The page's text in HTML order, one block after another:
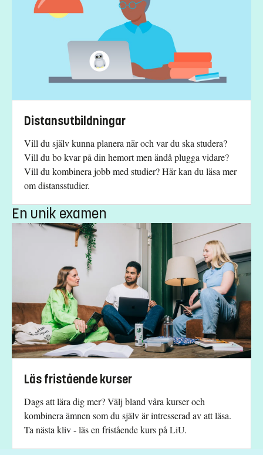
eller
Kandidatexamen i ett annat ämne inom samhälls- eller
15hp metod på avancerad nivå
Godkända kunskaper i svenska och engelska motsvarande
Urval
Akademiska poäng avancerad nivå
Kurstidsinformation
Tre campusförlagda kurstillfällen fördelade över terminen, ca
Studieavgift
13500 kr - OBS! Gäller bara studenter utanför EU/EES och
Har du frågor om kursen, kontakta oss.
Fredrik La Fleur
fredrik.la.fleur@liu.se
+4613282104
mathias.martinsson@liu.se
+4611363006
Kursplan
Distansutbildningar
Vill du själv kunna planera när och var du ska studera?
Vill du bo kvar på din hemort men ändå plugga vidare?
Vill du kombinera jobb med studier? Här kan du läsa mer
om distansstudier.
En unik examen
Läs fristående kurser
Dags att lära dig mer? Välj bland våra kurser och
kombinera ämnen som du själv är intresserad av att läsa.
Ta nästa kliv - läs en fristående kurs på LiU.